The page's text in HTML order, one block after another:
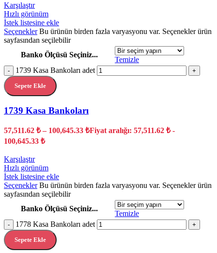
Karşılaştır
Hızlı görünüm
İstek listesine ekle
Seçenekler Bu ürünün birden fazla varyasyonu var. Seçenekler ürün
sayfasından seçilebilir
Banko Ölçüsü Seçiniz...
Temizle
- 1739 Kasa Bankoları adet +
Sepete Ekle
1739 Kasa Bankoları
57,511.62 ₺ – 100,645.33 ₺Fiyat aralığı: 57,511.62 ₺ -
100,645.33 ₺
Karşılaştır
Hızlı görünüm
İstek listesine ekle
Seçenekler Bu ürünün birden fazla varyasyonu var. Seçenekler ürün
sayfasından seçilebilir
Banko Ölçüsü Seçiniz...
Temizle
- 1778 Kasa Bankoları adet +
Sepete Ekle